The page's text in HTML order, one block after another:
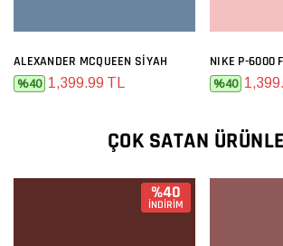
ALEXANDER MCQUEEN SIYAH
%40 1,399.99 TL
NIKE P-6000
%40
ÇOK SATAN
%40
İNDİRİM